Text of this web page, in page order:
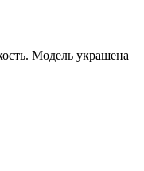
Модель украшена